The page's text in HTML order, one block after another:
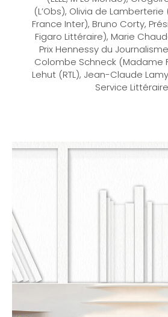
(L’Obs), Olivia de Lamberterie
France Inter), Bruno Corty,
Figaro Littéraire), Marie
Prix Hennessy du
Colombe Schneck (Madame
Lehut (RTL), Jean-Claude
Service